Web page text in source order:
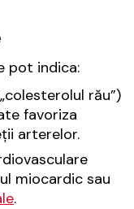
pot indica:
rău”)
favoriza
arterelor.
miocardic sau
.